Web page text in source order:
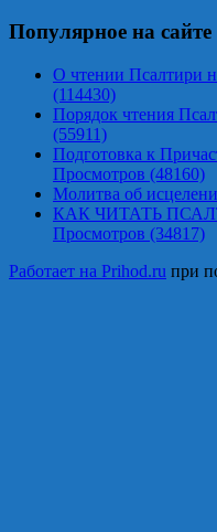
Популярное на сайте
О чтении Псалтири
(114430)
Порядок чтения
(55911)
Подготовка к
Просмотров (48160)
Молитва об
КАК ЧИТАТЬ
Просмотров (34817)
Работает на Prihod.ru при